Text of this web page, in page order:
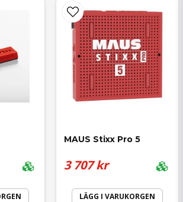
min fråga
MAUS Stixx Pro 5
3 707 kr
LÄGG I VARUKORGEN